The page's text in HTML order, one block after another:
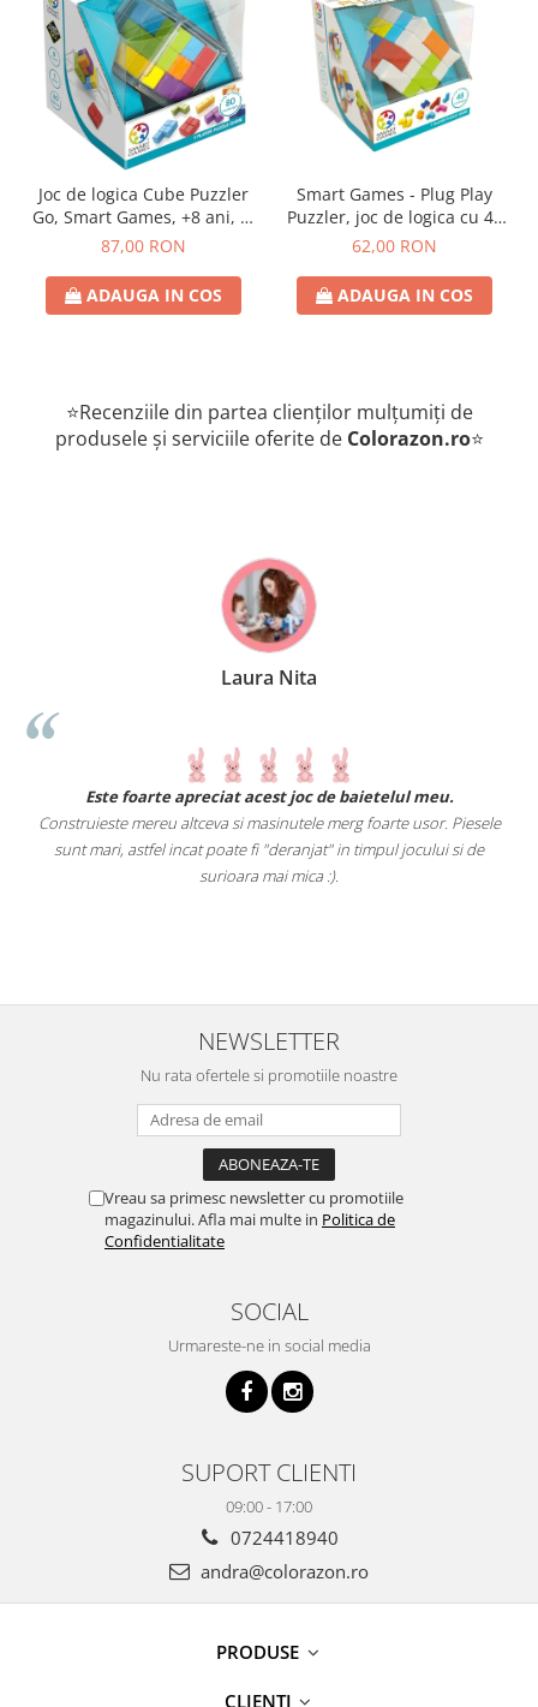
Joc de logica Cube Puzzler
Go, Smart Games, +8 ani, lb
romana
87,00 RON
ADAUGA IN COS
Smart Games - Plug Play
Puzzler, joc de logica cu 48
de provocari, 6+ ani, lb
62,00 RON
ADAUGA IN COS
⭐Recenziile din partea clienților mulțumiți de
produsele și serviciile oferite de Colorazon.ro⭐
Laura Nita
Este foarte apreciat acest joc de baietelul meu.
Construieste mereu altceva si masinutele merg foarte usor. Piesele
sunt mari, astfel incat poate fi "deranjat" in timpul jocului si de
surioara mai mica :).
NEWSLETTER
Nu rata ofertele si promotiile noastre
Vreau sa primesc newsletter cu promotiile
magazinului. Afla mai multe in Politica de
Confidentialitate
SOCIAL
Urmareste-ne in social media
SUPORT CLIENTI
09:00 - 17:00
0724418940
andra@colorazon.ro
PRODUSE
CLIENTI